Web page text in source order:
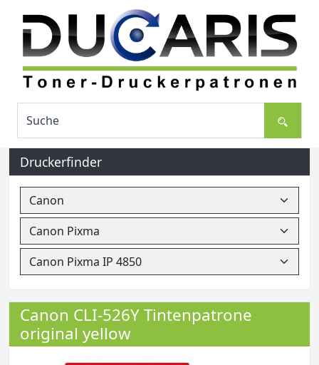
Druckerfinder
Canon CLI-526Y Tintenpatrone
original yellow